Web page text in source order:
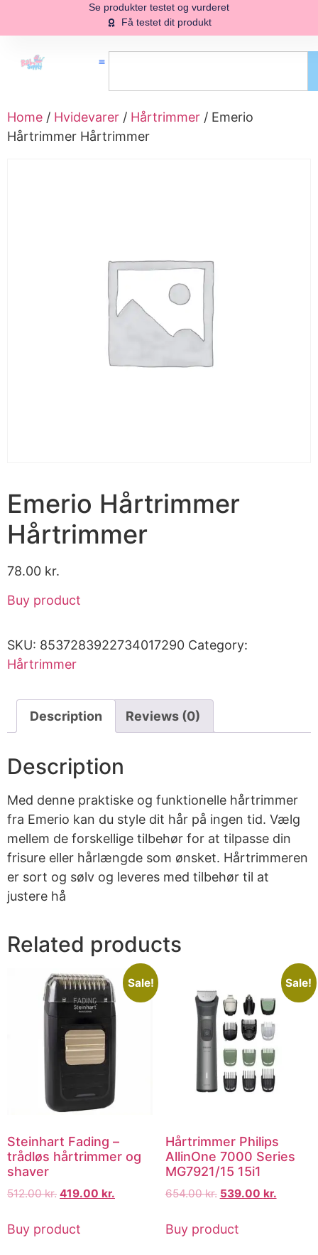
Se produkter testet og vurderet
Få testet dit produkt
Home / Hvidevarer / Hårtrimmer / Emerio
Hårtrimmer Hårtrimmer
Emerio Hårtrimmer
Hårtrimmer
78.00 kr.
Buy product
SKU: 8537283922734017290 Category:
Hårtrimmer
Description Reviews (0)
Description
Med denne praktiske og funktionelle hårtrimmer
fra Emerio kan du style dit hår på ingen tid. Vælg
mellem de forskellige tilbehør for at tilpasse din
frisure eller hårlængde som ønsket. Hårtrimmeren
er sort og sølv og leveres med tilbehør til at
justere hå
Related products
Sale!
Steinhart Fading –
trådløs hårtrimmer og
shaver
512.00kr. 419.00 kr.
Buy product
Sale!
Hårtrimmer Philips
AllinOne 7000 Series
MG7921/15 15i1
654.00kr. 539.00 kr.
Buy product